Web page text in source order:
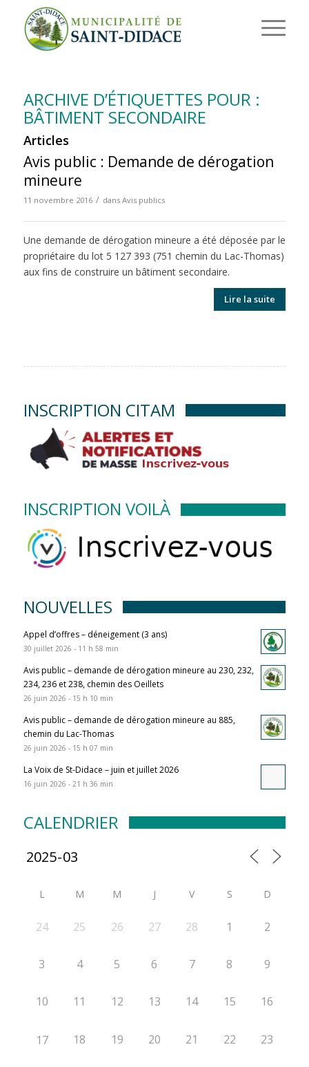
ARCHIVE D’ÉTIQUETTES POUR :
BÂTIMENT SECONDAIRE
Articles
Avis public : Demande de dérogation
mineure
11 novembre 2016 / dans Avis publics
Une demande de dérogation mineure a été déposée par le
propriétaire du lot 5 127 393 (751 chemin du Lac-Thomas)
aux fins de construire un bâtiment secondaire.
Lire la suite
INSCRIPTION CITAM
INSCRIPTION VOILÀ
NOUVELLES
Appel d’offres – déneigement (3 ans)
30 juillet 2026 - 11 h 58 min
Avis public – demande de dérogation mineure au 230, 232,
234, 236 et 238, chemin des Oeillets
26 juin 2026 - 15 h 10 min
Avis public – demande de dérogation mineure au 885,
chemin du Lac-Thomas
26 juin 2026 - 15 h 07 min
La Voix de St-Didace – juin et juillet 2026
16 juin 2026 - 21 h 36 min
CALENDRIER
L M M J V S D
24 25 26 27 28 1 2
3 4 5 6 7 8 9
10 11 12 13 14 15 16
17 18 19 20 21 22 23